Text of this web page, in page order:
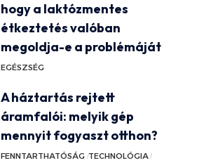
hogy a laktózmentes
étkeztetés valóban
megoldja-e a problémáját
EGÉSZSÉG
A háztartás rejtett
áramfalói: melyik gép
mennyit fogyaszt otthon?
FENNTARTHATÓSÁG TECHNOLÓGIA